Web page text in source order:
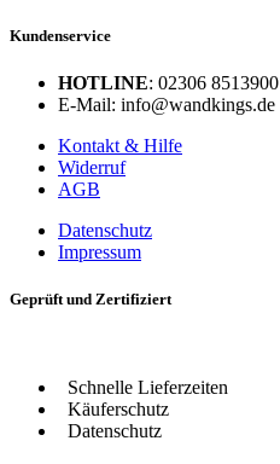
Kundenservice
HOTLINE: 02306 8513900
E-Mail: info@wandkings.de
Kontakt & Hilfe
Widerruf
AGB
Datenschutz
Impressum
Geprüft und Zertifiziert
Schnelle Lieferzeiten
Käuferschutz
Datenschutz